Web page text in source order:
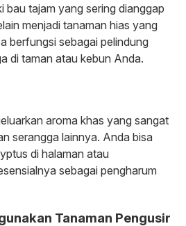
bau tajam yang sering dianggap
menjadi tanaman hias yang
berfungsi sebagai pelindung
di taman atau kebun Anda.
aroma khas yang sangat
serangga lainnya. Anda bisa
di halaman atau
sebagai pengharum
Tanaman Pengusir